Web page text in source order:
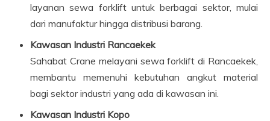
layanan sewa forklift untuk berbagai sektor, mulai
dari manufaktur hingga distribusi barang.
Kawasan Industri Rancaekek
Sahabat Crane melayani sewa forklift di Rancaekek,
membantu memenuhi kebutuhan angkut material
bagi sektor industri yang ada di kawasan ini.
Kawasan Industri Kopo